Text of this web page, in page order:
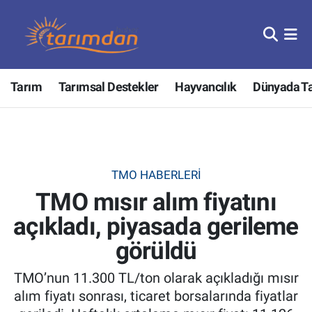
Tarım Tarımsal Destekler Hayvancılık Dünyada
TMO HABERLERI
TMO mısır alım fiyatını
açıkladı, piyasada gerileme
görüldü
TMO’nun 11.300 TL/ton olarak açıkladığı mısır
alım fiyatı sonrası, ticaret borsalarında fiyatlar
Tarım
Hayvancılık
Tarımsal Destekler
Tarım Bakanlığı
Tarım Kredi Kooperatifleri
Nöbetçi Eczaneler
Hava Durumu
Tüm Manşetler
Son Dakika Haberleri